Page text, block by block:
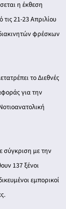
η έκθεση
21-23 Απριλίου
φρέσκων
το Διεθνές
για την
σύγκριση με την
137 ξένοι
εμπορικοί